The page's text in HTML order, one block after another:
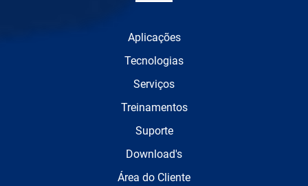
Aplicações
Tecnologias
Serviços
Treinamentos
Suporte
Download's
Área do Cliente